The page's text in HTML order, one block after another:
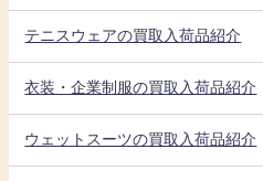
テニスウェアの買取入荷品紹介
衣装・企業制服の買取入荷品紹介
ウェットスーツの買取入荷品紹介